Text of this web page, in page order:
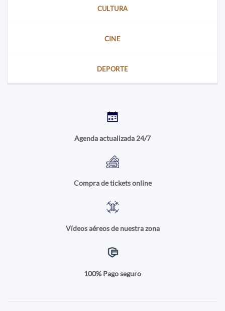
CULTURA
CINE
DEPORTE
Agenda actualizada 24/7
Compra de tickets online
Vídeos aéreos de nuestra zona
100% Pago seguro